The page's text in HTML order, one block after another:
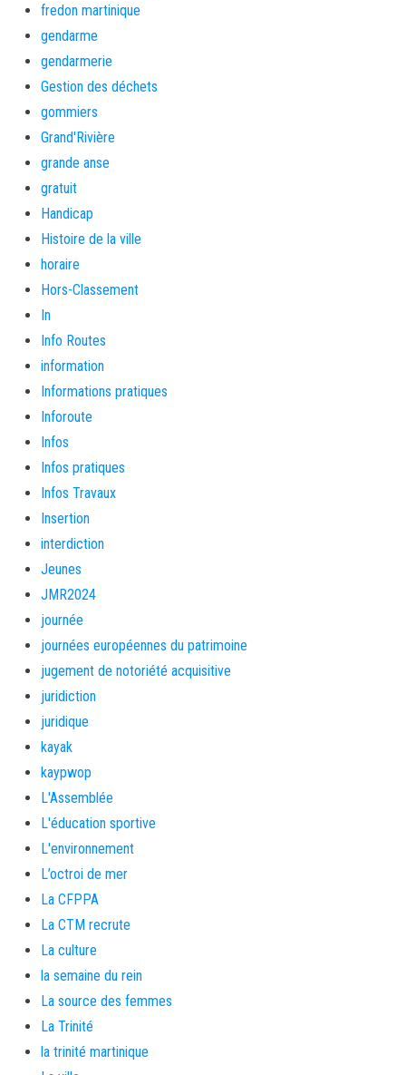
fredon martinique
gendarme
gendarmerie
Gestion des déchets
gommiers
Grand'Rivière
grande anse
gratuit
Handicap
Histoire de la ville
horaire
Hors-Classement
In
Info Routes
information
Informations pratiques
Inforoute
Infos
Infos pratiques
Infos Travaux
Insertion
interdiction
Jeunes
JMR2024
journée
journées européennes du patrimoine
jugement de notoriété acquisitive
juridiction
juridique
kayak
kaypwop
L'Assemblée
L'éducation sportive
L'environnement
L’octroi de mer
La CFPPA
La CTM recrute
La culture
la semaine du rein
La source des femmes
La Trinité
la trinité martinique